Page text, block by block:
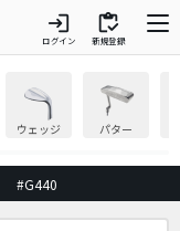
login
ログイン
inventory
新規登録
ウェッジ パター
#G440